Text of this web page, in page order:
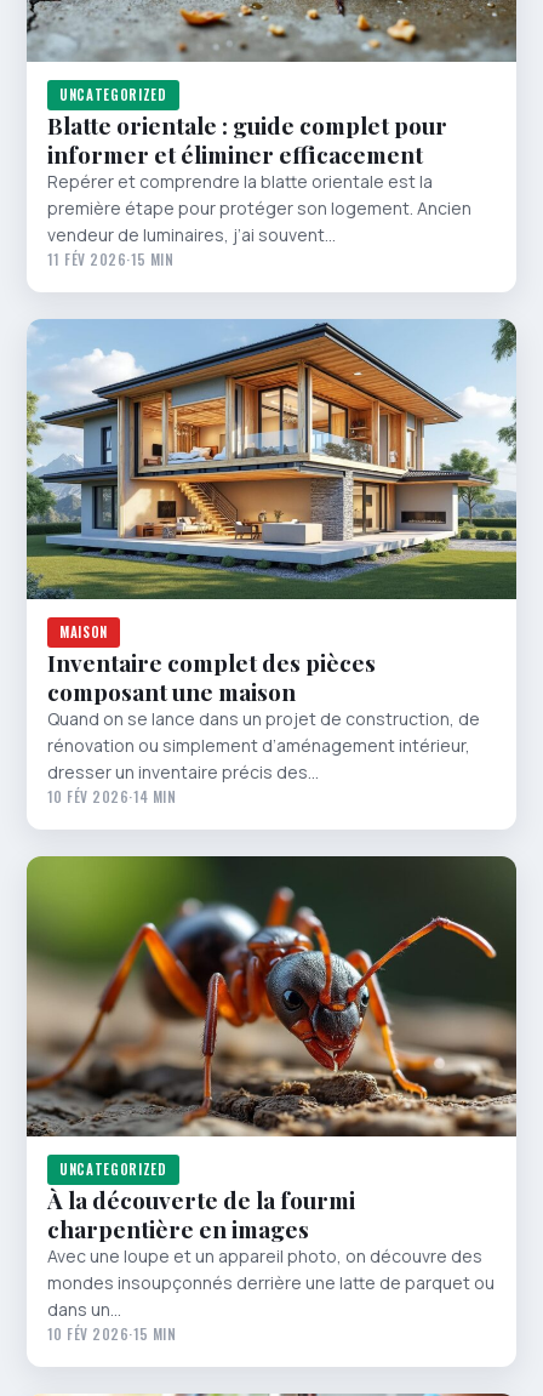
UNCATEGORIZED
Blatte orientale : guide complet pour
informer et éliminer efficacement
Repérer et comprendre la blatte orientale est la
première étape pour protéger son logement. Ancien
vendeur de luminaires, j’ai souvent…
11 FÉV 2026·15 MIN
MAISON
Inventaire complet des pièces
composant une maison
Quand on se lance dans un projet de construction, de
rénovation ou simplement d’aménagement intérieur,
dresser un inventaire précis des…
10 FÉV 2026·14 MIN
UNCATEGORIZED
À la découverte de la fourmi
charpentière en images
Avec une loupe et un appareil photo, on découvre des
mondes insoupçonnés derrière une latte de parquet ou
dans un…
10 FÉV 2026·15 MIN